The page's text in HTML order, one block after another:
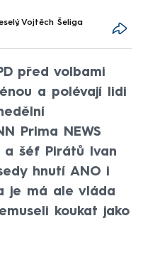
,Vojtěch Šeliga
před volbami
a polévají lidi
Prima NEWS
šéf Pirátů Ivan
hnutí ANO i
je má ale vláda
koukat jako